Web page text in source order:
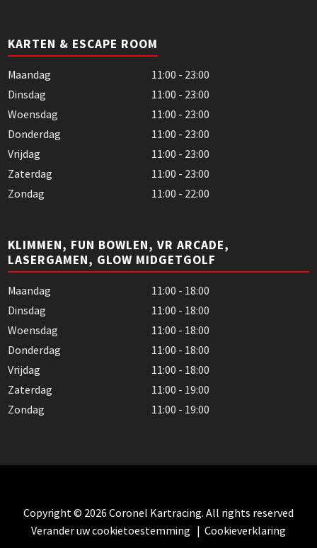
KARTEN & ESCAPE ROOM
Maandag
11:00 - 23:00
Dinsdag
11:00 - 23:00
Woensdag
11:00 - 23:00
Donderdag
11:00 - 23:00
Vrijdag
11:00 - 23:00
Zaterdag
11:00 - 23:00
Zondag
11:00 - 22:00
KLIMMEN, FUN BOWLEN, VR ARCADE,
LASERGAMEN, GLOW MIDGETGOLF
Maandag
11:00 - 18:00
Dinsdag
11:00 - 18:00
Woensdag
11:00 - 18:00
Donderdag
11:00 - 18:00
Vrijdag
11:00 - 18:00
Zaterdag
11:00 - 19:00
Zondag
11:00 - 19:00
Copyright © 2026 Coronel Kartracing. All rights reserved
Verander uw cookietoestemming | Cookieverklaring